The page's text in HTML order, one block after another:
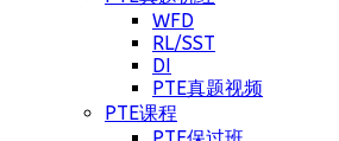
WFD
RL/SST
DI
PTE真题视频
PTE课程